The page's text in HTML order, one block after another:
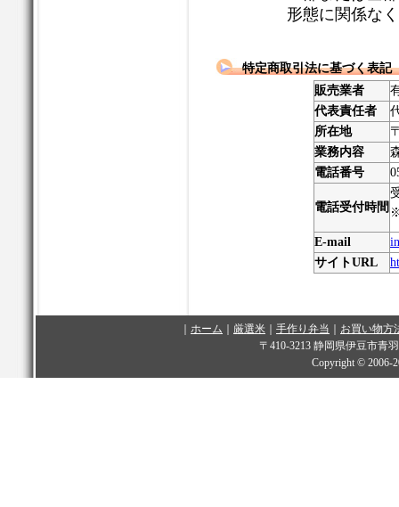
形態に関係な
特定商取引法に基づく表記
販売業者
代表責任者
所在地
業務内容
電話番号
電話受付時間
E-mail
サイトURL
ホーム 厳選米 手作り弁当
お買い物方
〒410-3213 静岡県伊豆市青
Copyright © 2006-